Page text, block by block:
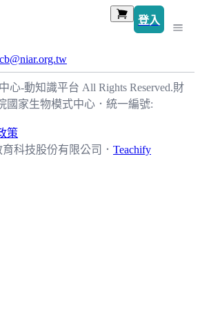
登入
心-動知識平台 All Rights Reserved.財
國家生物模式中心 ． 統一編號:
策
科技股份有限公司． Teachify